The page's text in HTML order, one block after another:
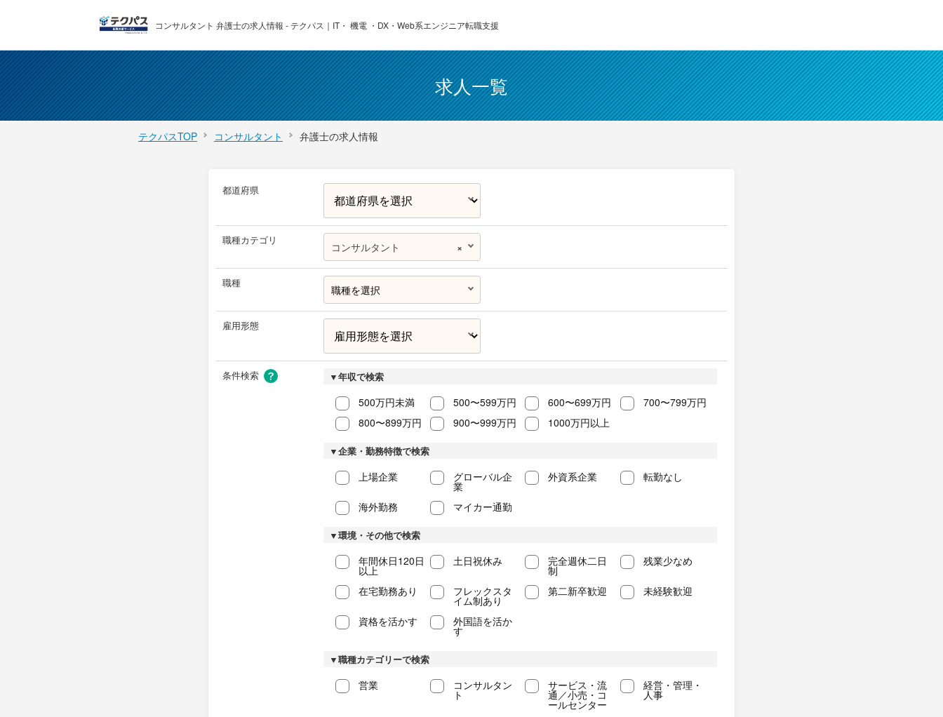
コンサルタント 弁護士の求人情報 - テクパス｜IT・ 機電 ・DX・Web系エンジニア転職支援
求人一覧
テクパスTOP コンサルタント 弁護士の求人情報
都道府県
職種カテゴリ
×
コンサルタント
職種
職種を選択
雇用形態
条件検索 ▼年収で検索
500万円未満 500〜599万円 600〜699万円
700〜799万円
800〜899万円
900〜999万円 1000万円以上
▼企業・勤務特徴で検索
上場企業 グローバル企
業
外資系企業 転勤なし
海外勤務 マイカー通勤
▼環境・その他で検索
年間休日120日
以上
土日祝休み 完全週休二日
制
残業少なめ
在宅勤務あり フレックスタ
イム制あり
第二新卒歓迎 未経験歓迎
資格を活かす 外国語を活か
す
▼職種カテゴリーで検索
営業 コンサルタン
ト
サービス・流
通／小売・コ
ールセンター
経営・管理・
人事